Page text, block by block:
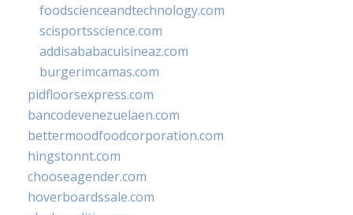
foodscienceandtechnology.com
scisportsscience.com
addisababacuisineaz.com
burgerimcamas.com
pidfloorsexpress.com
bancodevenezuelaen.com
bettermoodfoodcorporation.com
hingstonnt.com
chooseagender.com
hoverboardssale.com